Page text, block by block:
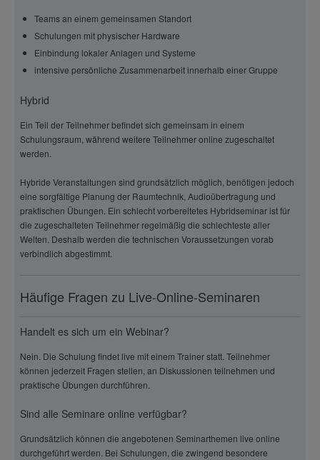
Teams an einem gemeinsamen Standort
Schulungen mit physischer Hardware
Einbindung lokaler Anlagen und Systeme
intensive persönliche Zusammenarbeit innerhalb einer Gruppe
Hybrid
Ein Teil der Teilnehmer befindet sich gemeinsam in einem
Schulungsraum, während weitere Teilnehmer online zugeschaltet
werden.
Hybride Veranstaltungen sind grundsätzlich möglich, benötigen jedoch
eine sorgfältige Planung der Raumtechnik, Audioübertragung und
praktischen Übungen. Ein schlecht vorbereitetes Hybridseminar ist für
die zugeschalteten Teilnehmer regelmäßig die schlechteste aller
Welten. Deshalb werden die technischen Voraussetzungen vorab
verbindlich abgestimmt.
Häufige Fragen zu Live-Online-Seminaren
Handelt es sich um ein Webinar?
Nein. Die Schulung findet live mit einem Trainer statt. Teilnehmer
können jederzeit Fragen stellen, an Diskussionen teilnehmen und
praktische Übungen durchführen.
Sind alle Seminare online verfügbar?
Grundsätzlich können die angebotenen Seminarthemen live online
durchgeführt werden. Bei Schulungen, die zwingend besondere